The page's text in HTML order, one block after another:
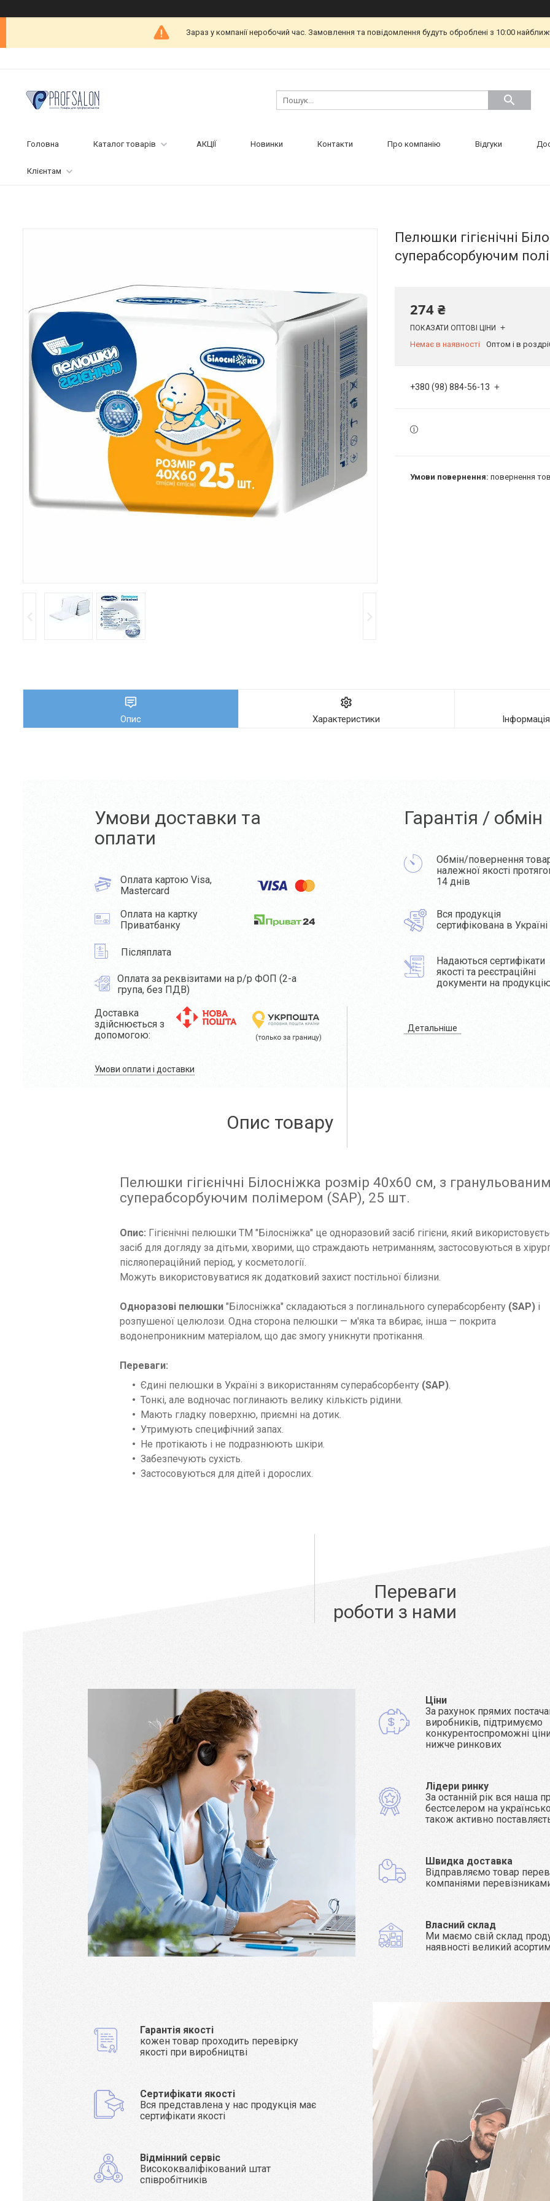
Зараз у компанії неробочий час. Замовлення та повідомлення будуть оброблені з 10:00
Головна Каталог товарів АКЦІЇ Новинки Контакти Про компанію Відгуки
Клієнтам
Пелюшки гігієнічні
суперабсорбуючим
274 ₴
ПОКАЗАТИ ОПТОВІ ЦІНИ
Немає в наявності Оптом і в
+380 (98) 884-56-13
повернення
Опис Характеристики
Умови доставки та
оплати
Оплата картою Visa,
Mastercard
Оплата на картку
Приватбанку
Післяплата
Оплата за реквізитами на р/р ФОП (2-а
група, без ПДВ)
Доставка
здійснюється з
допомогою:
Умови оплати і доставки
Гарантія / обмін
Обмін/повернення
належної якості
14 днів
Вся продукція
сертифікована в Україні
Надаються сертифікати
якості та реєстраційні
документи на
Детальніше
Опис товару
Пелюшки гігієнічні Білосніжка розмір 40х60 см, з гранульованим
суперабсорбуючим полімером (SAP), 25 шт.
Опис: Гігієнічні пелюшки ТМ "Білосніжка" це одноразовий засіб гігієни, який
засіб для догляду за дітьми, хворими, що страждають нетриманням, застосовуються в
післяопераційний період, у косметології.
Можуть використовуватися як додатковий захист постільної білизни.
Одноразові пелюшки "Білосніжка" складаються з поглинального суперабсорбенту (SAP) і
розпушеної целюлози. Одна сторона пелюшки — м'яка та вбирає, інша — покрита
водонепроникним матеріалом, що дає змогу уникнути протікання.
Переваги:
Єдині пелюшки в Україні з використанням суперабсорбенту (SAP).
Тонкі, але водночас поглинають велику кількість рідини.
Мають гладку поверхню, приємні на дотик.
Утримують специфічний запах.
Не протікають і не подразнюють шкіри.
Забезпечують сухість.
Застосовуються для дітей і дорослих.
Переваги
роботи з нами
Ціни
За рахунок прямих
виробників, підтримуємо
конкурентоспроможні ціни
нижче ринкових
Лідери ринку
За останній рік вся наша
бестселером на
також активно
Швидка доставка
Відправляємо товар
компаніями
Власний склад
Ми маємо свій склад
наявності великий
Гарантія якості
кожен товар проходить перевірку
якості при виробництві
Сертифікати якості
Вся представлена у нас продукція має
сертифікати якості
Відмінний сервіс
Висококваліфікований штат
співробітників